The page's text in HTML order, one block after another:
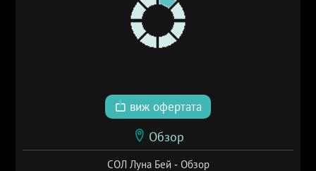
виж офертата
Обзор
СОЛ Луна Бей - Обзор